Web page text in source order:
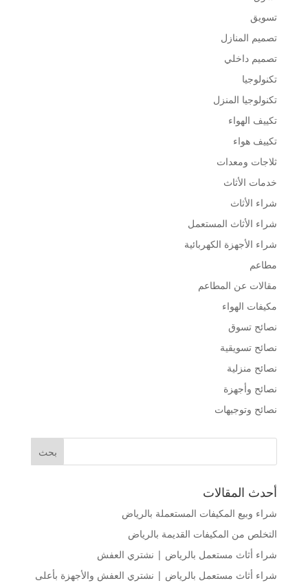
تسويق
تصميم المنازل
تصميم داخلي
تكنولوجيا
تكنولوجيا المنزل
تكييف الهواء
تكييف هواء
ثلاجات ومعدات
خدمات الأثاث
شراء الأثاث
شراء الأثاث المستعمل
شراء الأجهزة الكهربائية
مطاعم
مقالات عن المطاعم
مكيفات الهواء
نصائح تسوق
نصائح تسويقية
نصائح منزلية
نصائح وأجهزة
نصائح وتوجيهات
أحدث المقالات
شراء وبيع المكيفات المستعملة بالرياض
التخلص من المكيفات القديمة بالرياض
شراء أثاث مستعمل بالرياض | نشتري العفش
شراء أثاث مستعمل بالرياض | نشتري العفش والأجهزة بأعلى